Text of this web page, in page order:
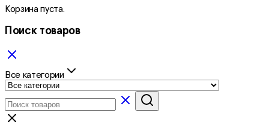
Корзина пуста.
Поиск товаров
Все категории